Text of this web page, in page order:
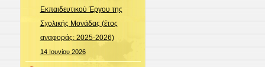
Εκπαιδευτικού Έργου της
Σχολικής Μονάδας (έτος
αναφοράς: 2025-2026)
14 Ιουνίου 2026